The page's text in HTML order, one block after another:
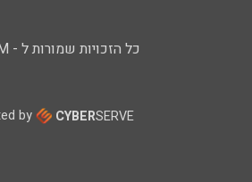
כל הזכויות שמורות ל - 103FM
by CYBERSERVE